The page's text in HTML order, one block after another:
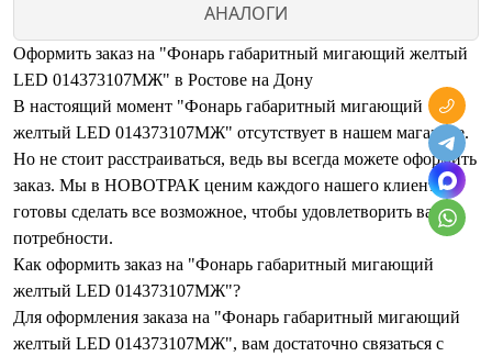
АНАЛОГИ
Оформить заказ на "Фонарь габаритный мигающий желтый
LED 014373107МЖ" в Ростове на Дону
В настоящий момент "Фонарь габаритный мигающий
желтый LED 014373107МЖ" отсутствует в нашем магазине.
Но не стоит расстраиваться, ведь вы всегда можете оформить
заказ. Мы в НОВОТРАК ценим каждого нашего клиента и
готовы сделать все возможное, чтобы удовлетворить ваши
потребности.
Как оформить заказ на "Фонарь габаритный мигающий
желтый LED 014373107МЖ"?
Для оформления заказа на "Фонарь габаритный мигающий
желтый LED 014373107МЖ", вам достаточно связаться с